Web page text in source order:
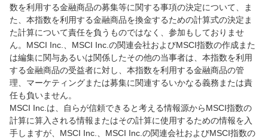
数を利用する金融商品の募集等に関する事項の決定について、ま
た、本指数を利用する金融商品を換金するための計算式の決定ま
た計算について責任を負うものではなく、参加もしておりませ
ん。MSCI Inc.、MSCI Inc.の関連会社およびMSCI指数の作成また
は編集に関与あるいは関係したその他の当事者は、本指数を利用
する金融商品の受益者に対し、本指数を利用する金融商品の管
理、マーケティングまたは募集に関連するいかなる義務または責
任も負いません。
MSCI Inc.は、自らが信頼できると考える情報源からMSCI指数の
計算に算入される情報またはその計算に使用するための情報を入
手しますが、MSCI Inc.、MSCI Inc.の関連会社およびMSCI指数の